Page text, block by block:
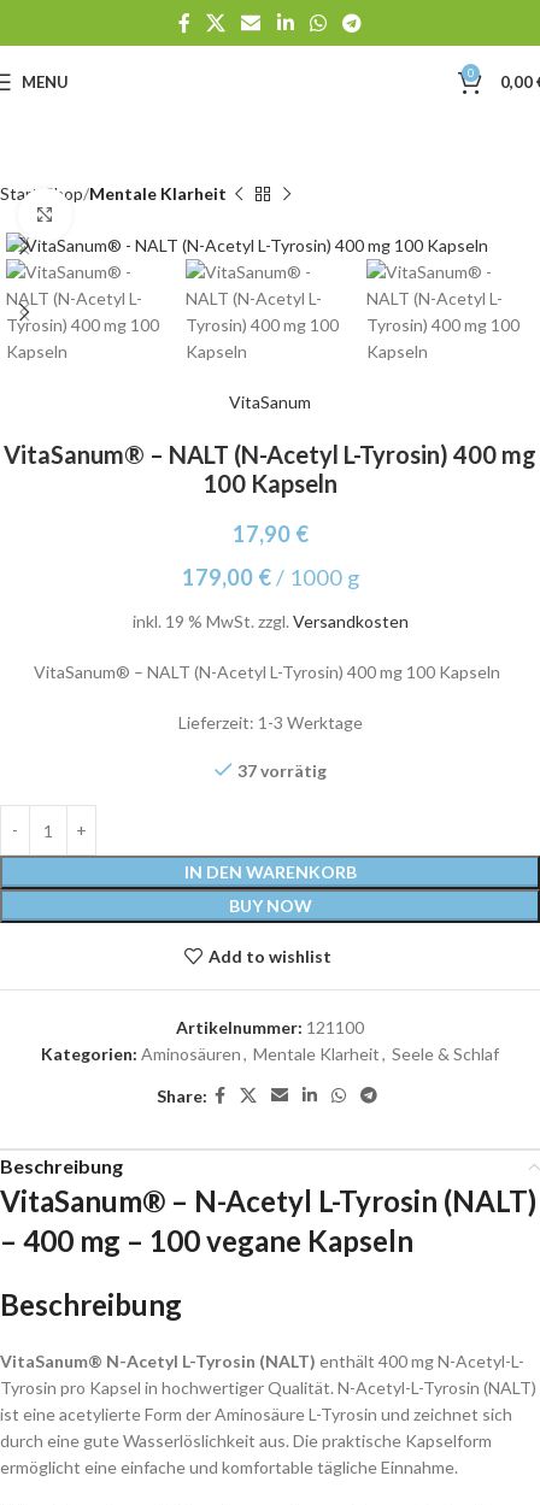
MENU 0 0,00
Start Shop Mentale Klarheit
VitaSanum
VitaSanum® – NALT (N-Acetyl L-Tyrosin) 400 mg
100 Kapseln
17,90 €
179,00 €/ 1000 g
inkl. 19 % MwSt. zzgl.Versandkosten
VitaSanum® – NALT (N-Acetyl L-Tyrosin) 400 mg 100 Kapseln
Lieferzeit: 1-3 Werktage
37 vorrätig
IN DEN WARENKORB
BUY NOW
Add to wishlist
Artikelnummer: 121100
Kategorien: Aminosäuren, Mentale Klarheit, Seele & Schlaf
Share:
Beschreibung
VitaSanum® – N-Acetyl L-Tyrosin (NALT)
– 400 mg – 100 vegane Kapseln
Beschreibung
VitaSanum® N-Acetyl L-Tyrosin (NALT) enthält 400 mg N-Acetyl-L-
Tyrosin pro Kapsel in hochwertiger Qualität. N-Acetyl-L-Tyrosin (NALT)
ist eine acetylierte Form der Aminosäure L-Tyrosin und zeichnet sich
durch eine gute Wasserlöslichkeit aus. Die praktische Kapselform
ermöglicht eine einfache und komfortable tägliche Einnahme.